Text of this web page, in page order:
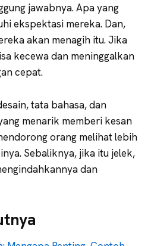
jawabnya. Apa yang
ekspektasi mereka. Dan,
akan menagih itu. Jika
kecewa dan meninggalkan
cepat.
tata bahasa, dan
menarik memberi kesan
orang melihat lebih
Sebaliknya, jika itu jelek,
dan